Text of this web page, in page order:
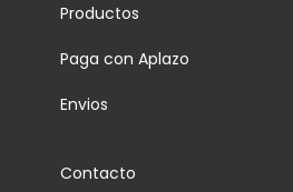
Productos
Paga con Aplazo
Envios
Contacto